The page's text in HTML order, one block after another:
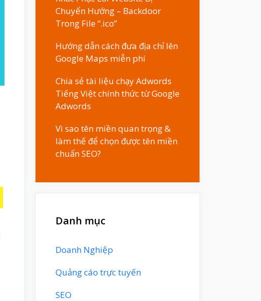
Chuyển Hướng – Backdoor
Trong File “.ico”
Hướng dẫn cách đưa địa chỉ lên
Google Maps miễn phí
Chia sẻ tài liệu chạy Adwords
Tiếng Việt chính thức từ Google
Adwords
Vì sao tên miền quan trọng &
làm thế để chọn được tên miền
chuẩn SEO?
Danh mục
Doanh Nghiệp
Quảng cáo trực tuyến
SEO